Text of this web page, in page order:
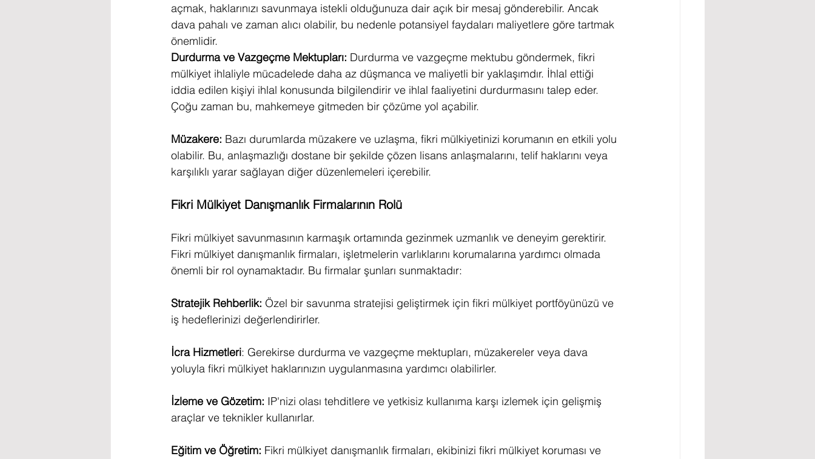
açmak, haklarınızı savunmaya istekli olduğunuza dair açık bir mesaj gönderebilir. Ancak
dava pahalı ve zaman alıcı olabilir, bu nedenle potansiyel faydaları maliyetlere göre tartmak
önemlidir.
Durdurma ve Vazgeçme Mektupları: Durdurma ve vazgeçme mektubu göndermek, fikri
mülkiyet ihlaliyle mücadelede daha az düşmanca ve maliyetli bir yaklaşımdır. İhlal ettiği
iddia edilen kişiyi ihlal konusunda bilgilendirir ve ihlal faaliyetini durdurmasını talep eder.
Çoğu zaman bu, mahkemeye gitmeden bir çözüme yol açabilir.
Müzakere: Bazı durumlarda müzakere ve uzlaşma, fikri mülkiyetinizi korumanın en etkili yolu
olabilir. Bu, anlaşmazlığı dostane bir şekilde çözen lisans anlaşmalarını, telif haklarını veya
karşılıklı yarar sağlayan diğer düzenlemeleri içerebilir.
Fikri Mülkiyet Danışmanlık Firmalarının Rolü
Fikri mülkiyet savunmasının karmaşık ortamında gezinmek uzmanlık ve deneyim gerektirir.
Fikri mülkiyet danışmanlık firmaları, işletmelerin varlıklarını korumalarına yardımcı olmada
önemli bir rol oynamaktadır. Bu firmalar şunları sunmaktadır:
Stratejik Rehberlik: Özel bir savunma stratejisi geliştirmek için fikri mülkiyet portföyünüzü ve
iş hedeflerinizi değerlendirirler.
İcra Hizmetleri: Gerekirse durdurma ve vazgeçme mektupları, müzakereler veya dava
yoluyla fikri mülkiyet haklarınızın uygulanmasına yardımcı olabilirler.
İzleme ve Gözetim: IP'nizi olası tehditlere ve yetkisiz kullanıma karşı izlemek için gelişmiş
araçlar ve teknikler kullanırlar.
Eğitim ve Öğretim: Fikri mülkiyet danışmanlık firmaları, ekibinizi fikri mülkiyet koruması ve